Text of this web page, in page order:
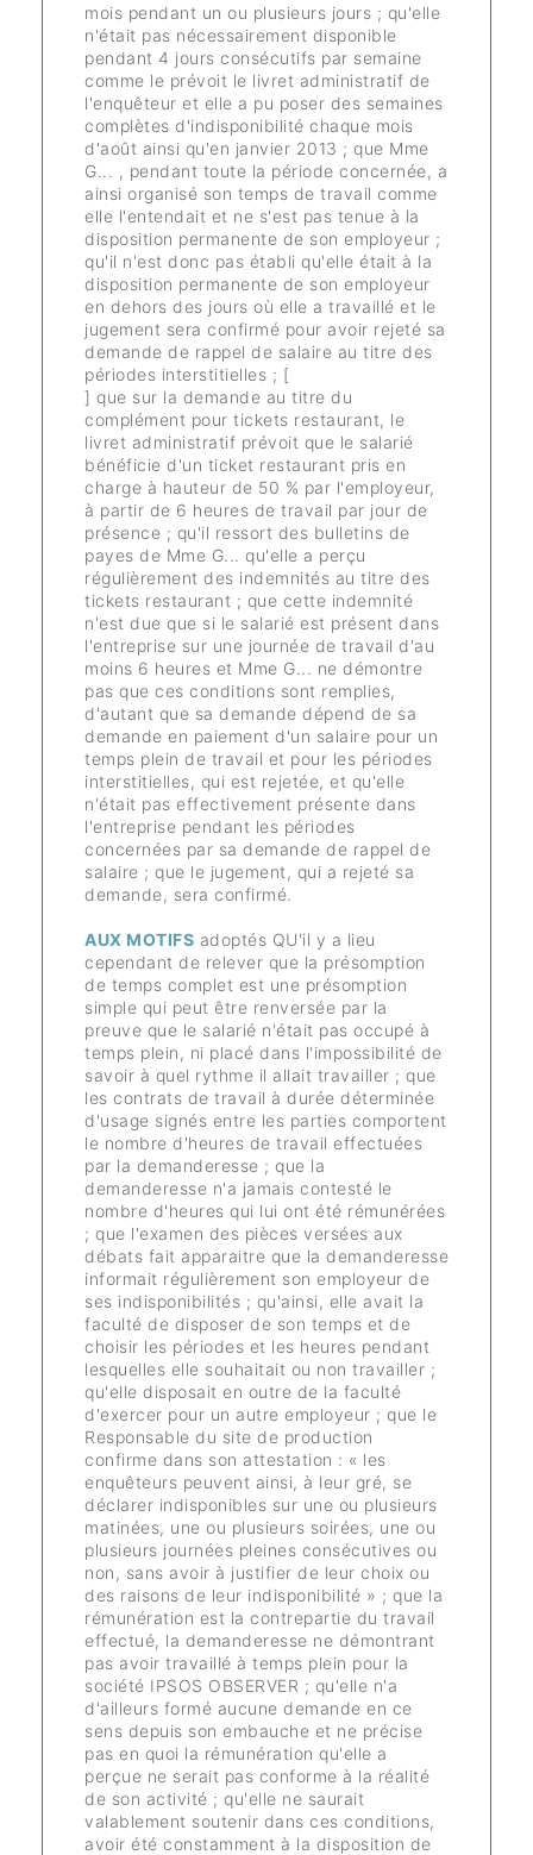
mois pendant un ou plusieurs jours ; qu'elle
n'était pas nécessairement disponible
pendant 4 jours consécutifs par semaine
comme le prévoit le livret administratif de
l'enquêteur et elle a pu poser des semaines
complètes d'indisponibilité chaque mois
d'août ainsi qu'en janvier 2013 ; que Mme
G... , pendant toute la période concernée, a
ainsi organisé son temps de travail comme
elle l'entendait et ne s'est pas tenue à la
disposition permanente de son employeur ;
qu'il n'est donc pas établi qu'elle était à la
disposition permanente de son employeur
en dehors des jours où elle a travaillé et le
jugement sera confirmé pour avoir rejeté sa
demande de rappel de salaire au titre des
périodes interstitielles ; [
] que sur la demande au titre du
complément pour tickets restaurant, le
livret administratif prévoit que le salarié
bénéficie d'un ticket restaurant pris en
charge à hauteur de 50 % par l'employeur,
à partir de 6 heures de travail par jour de
présence ; qu'il ressort des bulletins de
payes de Mme G... qu'elle a perçu
régulièrement des indemnités au titre des
tickets restaurant ; que cette indemnité
n'est due que si le salarié est présent dans
l'entreprise sur une journée de travail d'au
moins 6 heures et Mme G... ne démontre
pas que ces conditions sont remplies,
d'autant que sa demande dépend de sa
demande en paiement d'un salaire pour un
temps plein de travail et pour les périodes
interstitielles, qui est rejetée, et qu'elle
n'était pas effectivement présente dans
l'entreprise pendant les périodes
concernées par sa demande de rappel de
salaire ; que le jugement, qui a rejeté sa
demande, sera confirmé.
AUX MOTIFS adoptés QU'il y a lieu
cependant de relever que la présomption
de temps complet est une présomption
simple qui peut être renversée par la
preuve que le salarié n'était pas occupé à
temps plein, ni placé dans l'impossibilité de
savoir à quel rythme il allait travailler ; que
les contrats de travail à durée déterminée
d'usage signés entre les parties comportent
le nombre d'heures de travail effectuées
par la demanderesse ; que la
demanderesse n'a jamais contesté le
nombre d'heures qui lui ont été rémunérées
; que l'examen des pièces versées aux
débats fait apparaitre que la demanderesse
informait régulièrement son employeur de
ses indisponibilités ; qu'ainsi, elle avait la
faculté de disposer de son temps et de
choisir les périodes et les heures pendant
lesquelles elle souhaitait ou non travailler ;
qu'elle disposait en outre de la faculté
d'exercer pour un autre employeur ; que le
Responsable du site de production
confirme dans son attestation : « les
enquêteurs peuvent ainsi, à leur gré, se
déclarer indisponibles sur une ou plusieurs
matinées, une ou plusieurs soirées, une ou
plusieurs journées pleines consécutives ou
non, sans avoir à justifier de leur choix ou
des raisons de leur indisponibilité » ; que la
rémunération est la contrepartie du travail
effectué, la demanderesse ne démontrant
pas avoir travaillé à temps plein pour la
société IPSOS OBSERVER ; qu'elle n'a
d'ailleurs formé aucune demande en ce
sens depuis son embauche et ne précise
pas en quoi la rémunération qu'elle a
perçue ne serait pas conforme à la réalité
de son activité ; qu'elle ne saurait
valablement soutenir dans ces conditions,
avoir été constamment à la disposition de